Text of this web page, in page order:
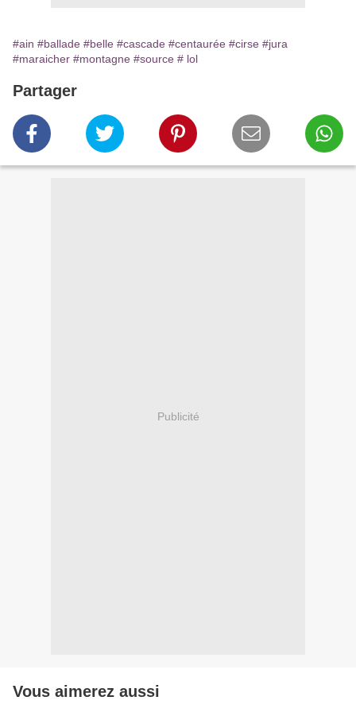
#ain #ballade #belle #cascade #centaurée #cirse #jura
#maraicher #montagne #source # lol
Partager
Publicité
Vous aimerez aussi